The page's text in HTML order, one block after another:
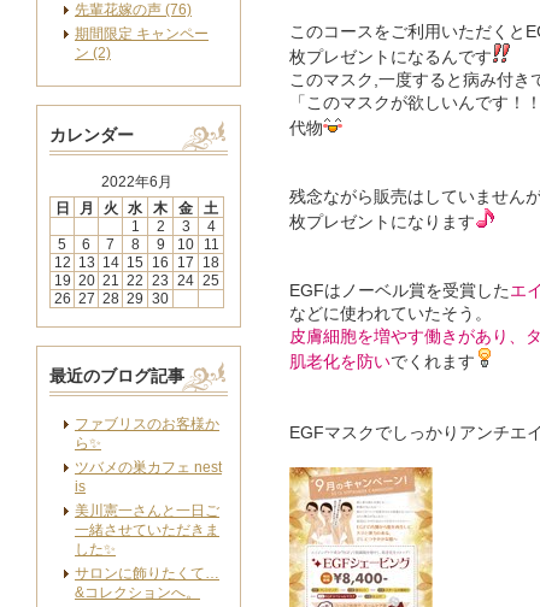
このコースをご利用いただくと
枚プレゼントになるんです
このマスク,一度すると病み付き
「このマスクが欲しいんです！
代物
残念ながら販売はしていません
枚プレゼントになります
EGFはノーベル賞を受賞した エ
などに使われていたそう。
皮膚細胞を増やす働きがあり、
肌老化を防いでくれます
EGFマスクでしっかりアンチエ
先輩花嫁の声 (76)
期間限定 キャンペー
ン (2)
カレンダー
2022年6月
日
月 火 水 木 金
土
1
2 3
4
5
6 7 8 9 10
11
12 13 14 15 16 17
18
19 20 21 22 23 24 25
26 27 28 29 30
最近のブログ記事
ファブリスのお客様か
ら✨
ツバメの巣カフェ nest
is
美川憲一さんと一日ご
一緒させていただきま
した✨
サロンに飾りたくて…
&コレクションへ。